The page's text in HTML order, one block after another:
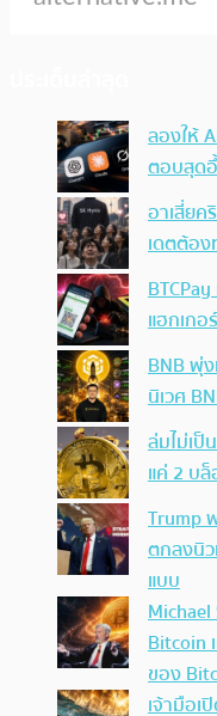
ลองให้
ตอบสุด
อาเสี่ยค
เดตต้อง
แฮกเกอ
BNB พุ่
นิเวศ
ล่มไม่เป็
แค่ 2 บ
Trump
ตกลงนิว
แบบ
Bitcoin
ของ
เจ้ามือ